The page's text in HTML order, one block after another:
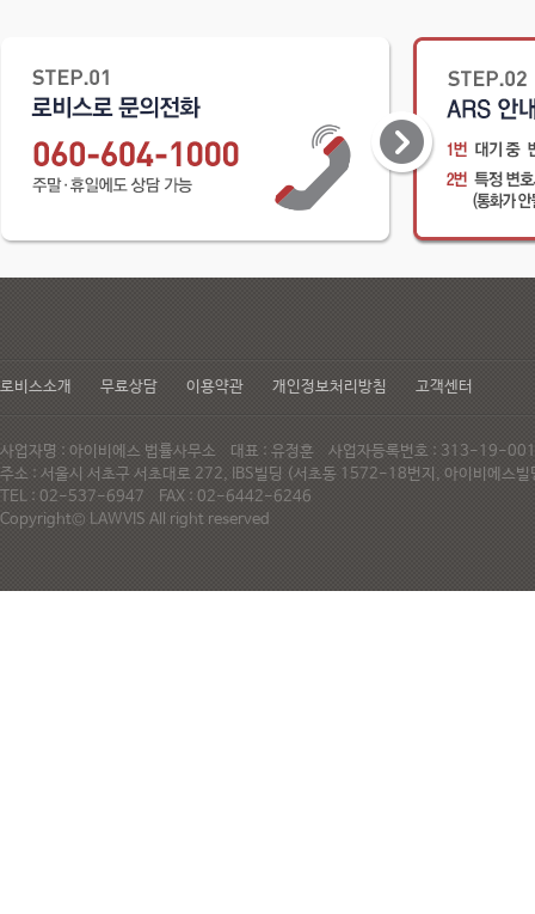
로비스소개 무료상담 이용약관 개인정보처리방침 고객센터
사업자명 : 아이비에스 법률사무소 대표 : 유정훈 사업자등록번호 : 313-19-
주소 : 서울시 서초구 서초대로 272, IBS빌딩 (서초동 1572-18번지, 아이비에스
TEL : 02-537-6947 FAX : 02-6442-6246
Copyright© LAWVIS All right reserved